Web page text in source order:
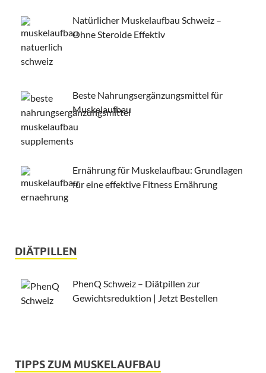
Natürlicher Muskelaufbau Schweiz –
Ohne Steroide Effektiv
Beste Nahrungsergänzungsmittel für
Muskelaufbau
Ernährung für Muskelaufbau: Grundlagen
für eine effektive Fitness Ernährung
DIÄTPILLEN
PhenQ Schweiz – Diätpillen zur
Gewichtsreduktion | Jetzt Bestellen
TIPPS ZUM MUSKELAUFBAU